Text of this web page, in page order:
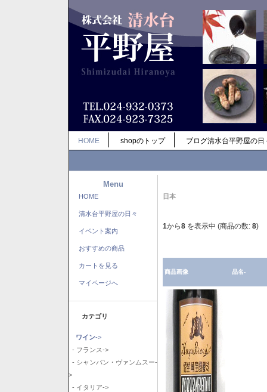
HOME shopのトップ ブログ清水台平野屋の日
Menu
HOME
清水台平野屋の日々
イベント案内
おすすめの商品
カートを見る
マイページへ
カテゴリ
ワイン->
- フランス->
- シャンパン・ヴァンムスー-
>
- イタリア->
日本
1から8 を表示中 (商品の数: 8)
商品画像 品名-